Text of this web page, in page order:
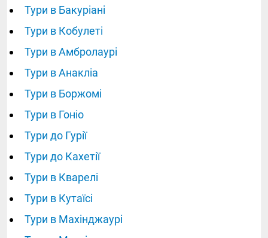
Тури в Бакуріані
Тури в Кобулеті
Тури в Амбролаурі
Тури в Анакліа
Тури в Боржомі
Тури в Гоніо
Тури до Гурії
Тури до Кахетії
Тури в Кварелі
Тури в Кутаїсі
Тури в Махінджаурі